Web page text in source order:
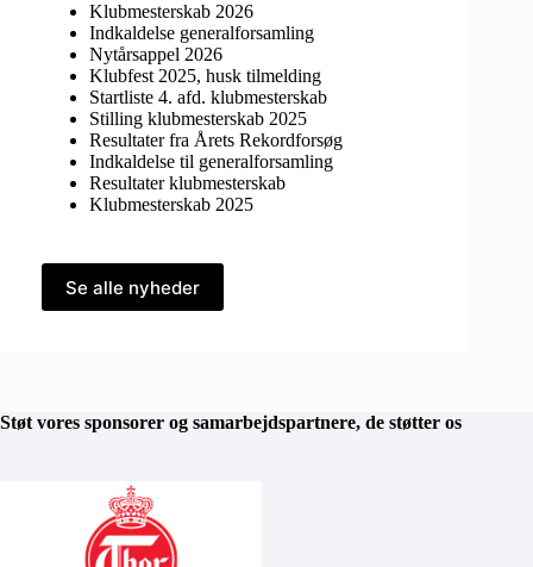
Klubmesterskab 2026
Indkaldelse generalforsamling
Nytårsappel 2026
Klubfest 2025, husk tilmelding
Startliste 4. afd. klubmesterskab
Stilling klubmesterskab 2025
Resultater fra Årets Rekordforsøg
Indkaldelse til generalforsamling
Resultater klubmesterskab
Klubmesterskab 2025
Se alle nyheder
Støt vores sponsorer og samarbejdspartnere, de støtter os